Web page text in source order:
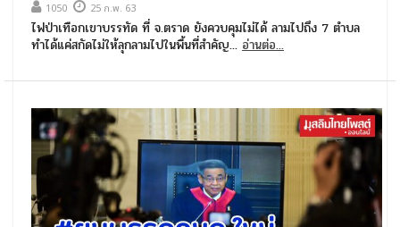
1050 25 ก.พ. 63
ไฟป่าเทือกเขาบรรทัด ที่ จ.ตราด ยังควบคุมไม่ได้ ลามไปถึง 7 ตำบล
ทำได้แค่สกัดไม่ให้ลุกลามไปในพื้นที่สำคัญ... อ่านต่อ...